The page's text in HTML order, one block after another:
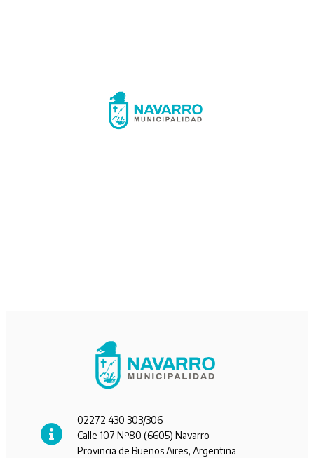
02272 430 303/306
Calle 107 Nº80 (6605) Navarro
Provincia de Buenos Aires, Argentina